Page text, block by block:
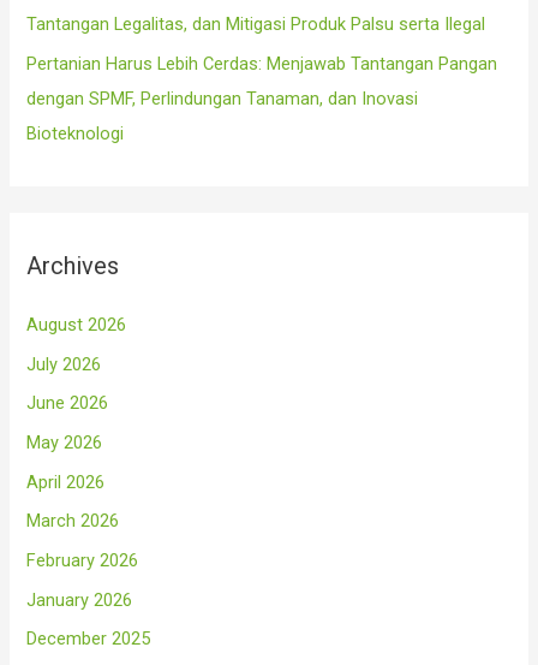
Tantangan Legalitas, dan Mitigasi Produk Palsu serta Ilegal
Pertanian Harus Lebih Cerdas: Menjawab Tantangan Pangan
dengan SPMF, Perlindungan Tanaman, dan Inovasi
Bioteknologi
Archives
August 2026
July 2026
June 2026
May 2026
April 2026
March 2026
February 2026
January 2026
December 2025